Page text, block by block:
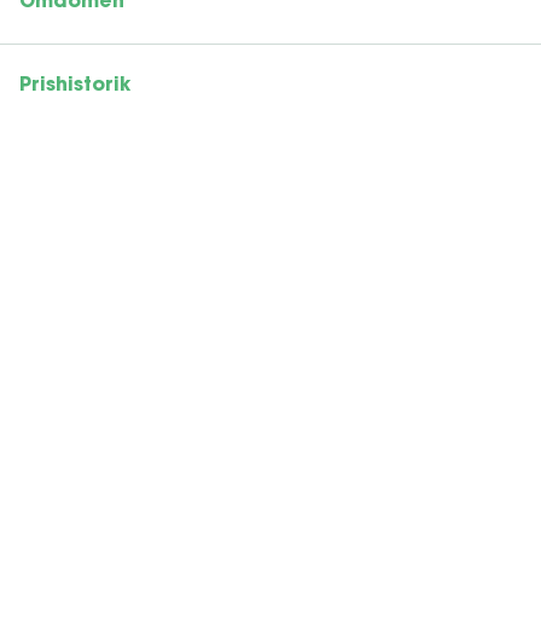
Prishistorik